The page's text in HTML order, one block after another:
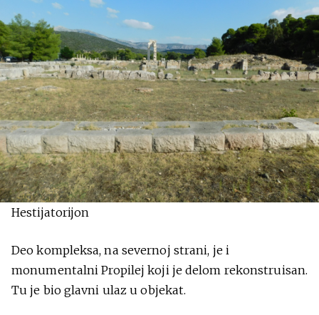
Hestijatorijon
Deo kompleksa, na severnoj strani, je i
monumentalni Propilej koji je delom rekonstruisan.
Tu je bio glavni ulaz u objekat.